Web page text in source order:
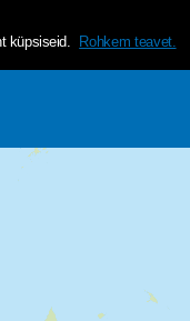
küpsiseid. Rohkem teavet.